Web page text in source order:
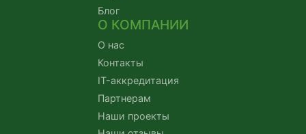
Блог
О КОМПАНИИ
О нас
Контакты
IT-аккредитация
Партнерам
Наши проекты